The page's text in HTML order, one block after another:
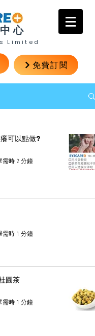
心
Limited
免費訂閱
可以點做?
需時 2 分鐘
需時 1 分鐘
圓茶
需時 1 分鐘